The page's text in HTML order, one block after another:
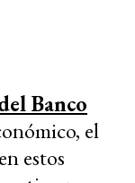
Banco
el
estos